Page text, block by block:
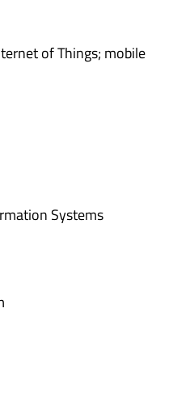
of Things; mobile
Systems